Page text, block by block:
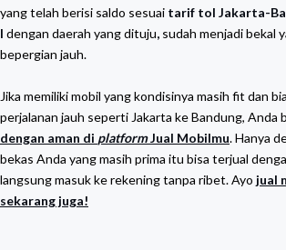
yang telah berisi saldo sesuai tarif tol Jakarta-
I dengan daerah yang dituju, sudah menjadi bekal
bepergian jauh.
Jika memiliki mobil yang kondisinya masih fit dan
perjalanan jauh seperti Jakarta ke Bandung, Anda
dengan aman di platformJual Mobilmu. Hanya
bekas Anda yang masih prima itu bisa terjual
langsung masuk ke rekening tanpa ribet. Ayo jual
sekarang juga!